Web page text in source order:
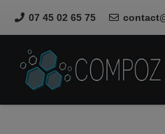
07 45 02 65 75